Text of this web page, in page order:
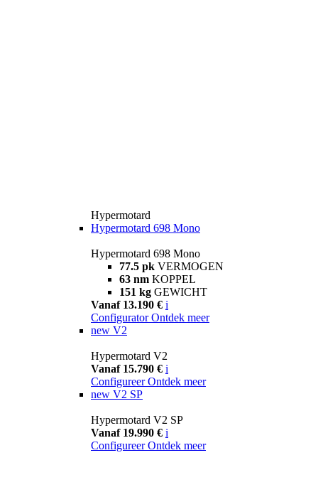
Hypermotard
Hypermotard 698 Mono
Hypermotard 698 Mono
77.5 pk VERMOGEN
63 nm KOPPEL
151 kg GEWICHT
Vanaf 13.190 € i
Configurator Ontdek meer
new V2
Hypermotard V2
Vanaf 15.790 € i
Configureer Ontdek meer
new V2 SP
Hypermotard V2 SP
Vanaf 19.990 € i
Configureer Ontdek meer